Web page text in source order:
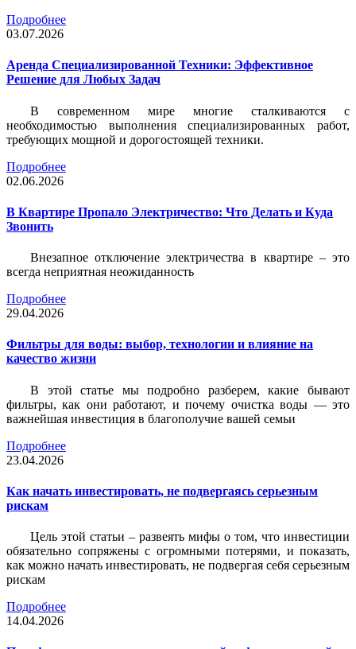
Подробнее
03.07.2026
Аренда Специализированной Техники: Эффективное
Решение для Любых Задач
В современном мире многие сталкиваются с
необходимостью выполнения специализированных работ,
требующих мощной и дорогостоящей техники.
Подробнее
02.06.2026
В Квартире Пропало Электричество: Что Делать и Куда
Звонить
Внезапное отключение электричества в квартире – это
всегда неприятная неожиданность
Подробнее
29.04.2026
Фильтры для воды: выбор, технологии и влияние на
качество жизни
В этой статье мы подробно разберем, какие бывают
фильтры, как они работают, и почему очистка воды — это
важнейшая инвестиция в благополучие вашей семьи
Подробнее
23.04.2026
Как начать инвестировать, не подвергаясь серьезным
рискам
Цель этой статьи – развеять мифы о том, что инвестиции
обязательно сопряжены с огромными потерями, и показать,
как можно начать инвестировать, не подвергая себя серьезным
рискам
Подробнее
14.04.2026